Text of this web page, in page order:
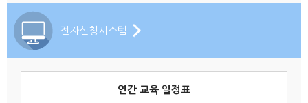
전자신청시스템
연간 교육 일정표